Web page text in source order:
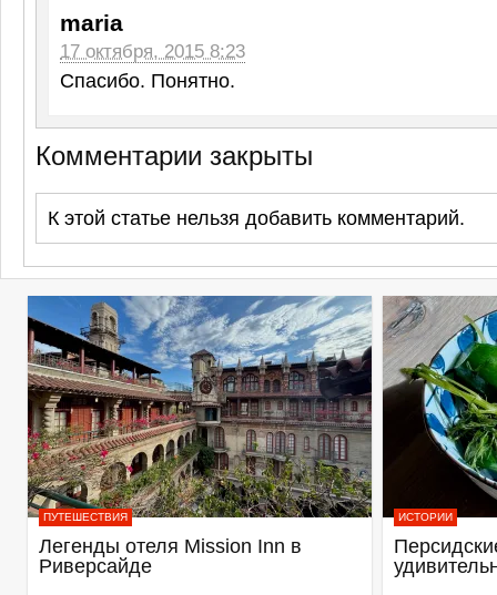
maria
17 октября, 2015 8:23
Спасибо. Понятно.
Комментарии закрыты
К этой статье нельзя добавить комментарий.
ПУТЕШЕСТВИЯ
Легенды отеля Mission Inn в
Риверсайде
ИСТОРИИ